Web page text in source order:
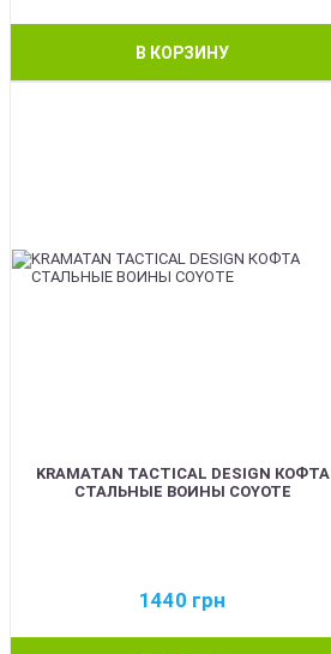
В КОРЗИНУ
KRAMATAN TACTICAL DESIGN КОФТА
СТАЛЬНЫЕ ВОИНЫ COYOTE
1440 грн